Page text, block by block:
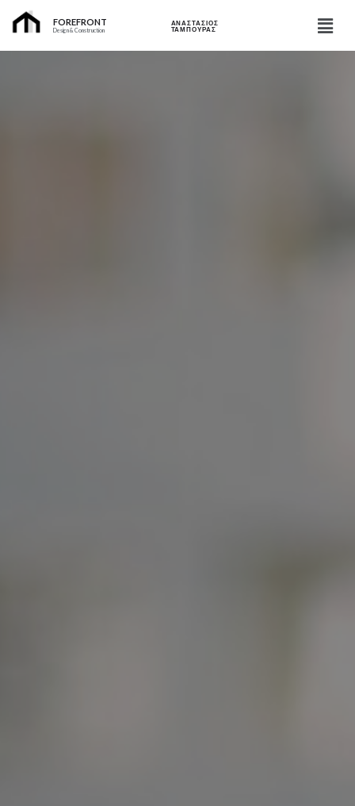
FOREFRONT
Design & Construction
ΑΝΑΣΤΑΣΙΟΣ
ΤΑΜΠΟΥΡΑΣ